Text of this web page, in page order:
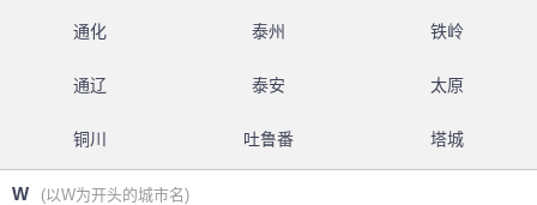
通化 泰州 铁岭
通辽 泰安 太原
铜川 吐鲁番 塔城
W (以W为开头的城市名)